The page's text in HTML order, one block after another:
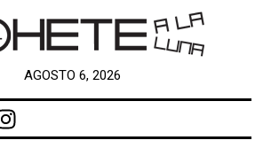
AGOSTO 6, 2026